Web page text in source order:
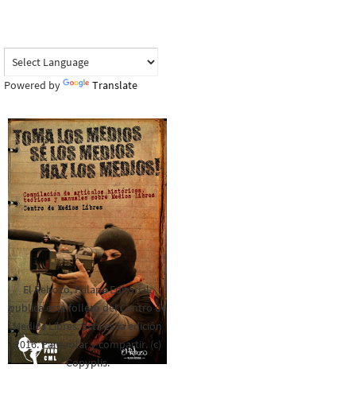
Powered by Translate
El Rebozo, Palapa Editorial,
publica este folleto del Centro de
Medios Libres. Esta es la edición
2016. Para rolar y compartir. (c)
Copyplis.